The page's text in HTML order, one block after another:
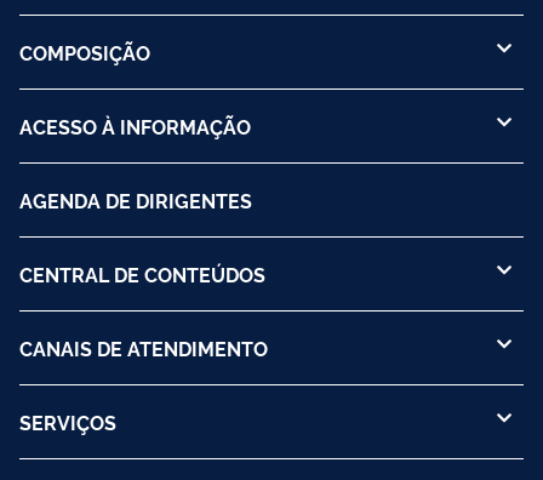
COMPOSIÇÃO
ACESSO À INFORMAÇÃO
AGENDA DE DIRIGENTES
CENTRAL DE CONTEÚDOS
CANAIS DE ATENDIMENTO
SERVIÇOS